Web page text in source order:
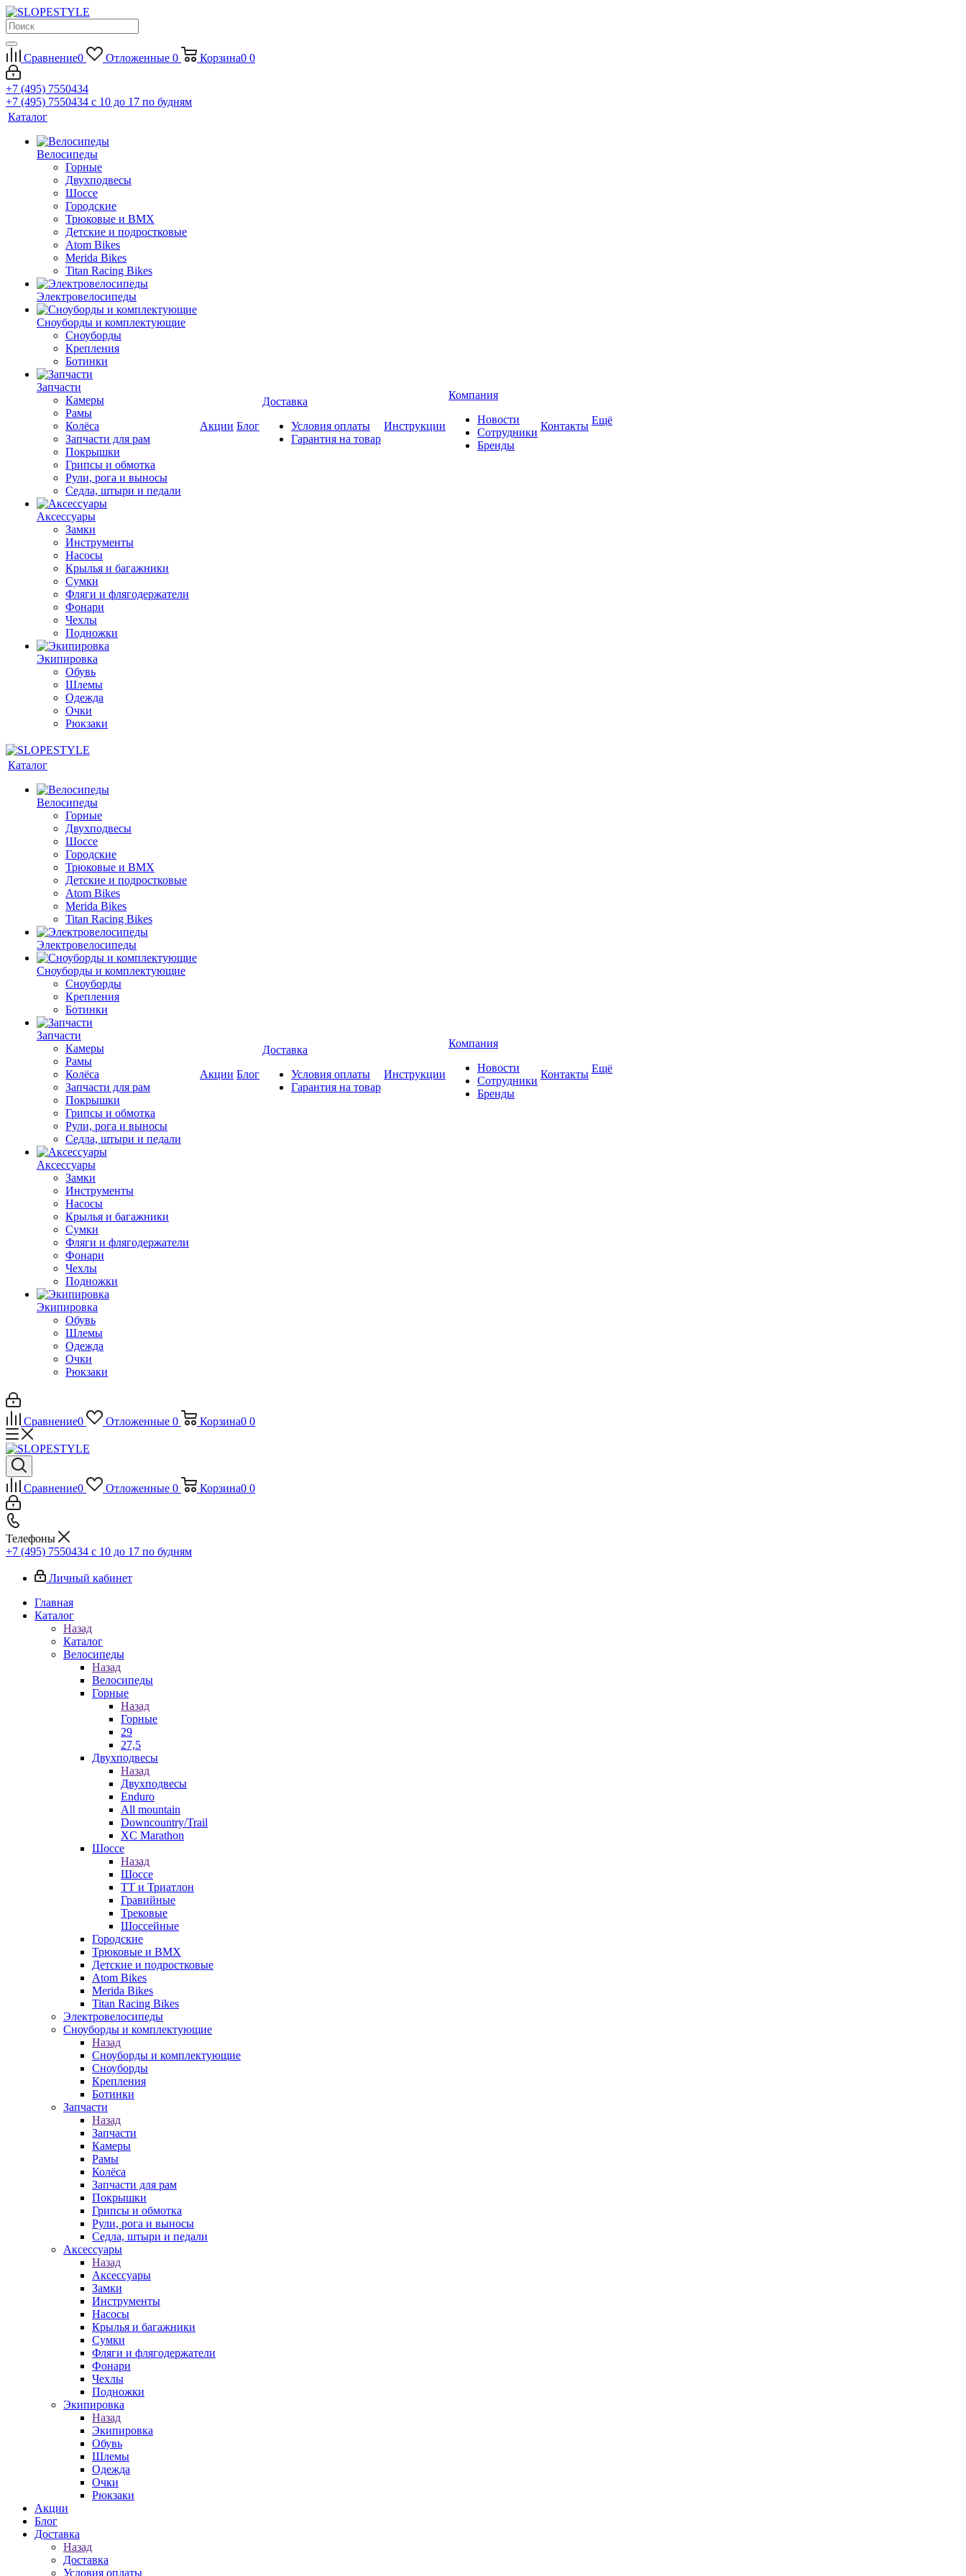
Сравнение0 Отложенные 0 Корзина0 0
+7 (495) 7550434
+7 (495) 7550434 с 10 до 17 по будням
Каталог
Велосипеды
Горные
Двухподвесы
Шоссе
Городские
Трюковые и BMX
Детские и подростковые
Atom Bikes
Merida Bikes
Titan Racing Bikes
Электровелосипеды
Cноуборды и комплектующие
Сноуборды
Крепления
Ботинки
Запчасти
Камеры
Рамы
Колёса
Запчасти для рам
Покрышки
Грипсы и обмотка
Рули, рога и выносы
Седла, штыри и педали
Аксессуары
Замки
Инструменты
Насосы
Крылья и багажники
Сумки
Фляги и флягодержатели
Фонари
Чехлы
Подножки
Экипировка
Обувь
Шлемы
Одежда
Очки
Рюкзаки
Акции Блог
Доставка
Условия оплаты
Гарантия на товар
Инструкции
Компания
Новости
Сотрудники
Бренды
Контакты Ещё
Каталог
Велосипеды
Горные
Двухподвесы
Шоссе
Городские
Трюковые и BMX
Детские и подростковые
Atom Bikes
Merida Bikes
Titan Racing Bikes
Электровелосипеды
Cноуборды и комплектующие
Сноуборды
Крепления
Ботинки
Запчасти
Камеры
Рамы
Колёса
Запчасти для рам
Покрышки
Грипсы и обмотка
Рули, рога и выносы
Седла, штыри и педали
Аксессуары
Замки
Инструменты
Насосы
Крылья и багажники
Сумки
Фляги и флягодержатели
Фонари
Чехлы
Подножки
Экипировка
Обувь
Шлемы
Одежда
Очки
Рюкзаки
Акции Блог
Доставка
Условия оплаты
Гарантия на товар
Инструкции
Компания
Новости
Сотрудники
Бренды
Контакты Ещё
Сравнение0 Отложенные 0 Корзина0 0
Сравнение0 Отложенные 0 Корзина0 0
Телефоны
+7 (495) 7550434 с 10 до 17 по будням
Личный кабинет
Главная
Каталог
Назад
Каталог
Велосипеды
Назад
Велосипеды
Горные
Назад
Горные
29
27,5
Двухподвесы
Назад
Двухподвесы
Enduro
All mountain
Downcountry/Trail
XC Marathon
Шоссе
Назад
Шоссе
ТТ и Триатлон
Гравийные
Трековые
Шоссейные
Городские
Трюковые и BMX
Детские и подростковые
Atom Bikes
Merida Bikes
Titan Racing Bikes
Электровелосипеды
Cноуборды и комплектующие
Назад
Cноуборды и комплектующие
Сноуборды
Крепления
Ботинки
Запчасти
Назад
Запчасти
Камеры
Рамы
Колёса
Запчасти для рам
Покрышки
Грипсы и обмотка
Рули, рога и выносы
Седла, штыри и педали
Аксессуары
Назад
Аксессуары
Замки
Инструменты
Насосы
Крылья и багажники
Сумки
Фляги и флягодержатели
Фонари
Чехлы
Подножки
Экипировка
Назад
Экипировка
Обувь
Шлемы
Одежда
Очки
Рюкзаки
Акции
Блог
Доставка
Назад
Доставка
Условия оплаты